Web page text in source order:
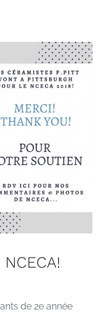
NCECA!
de 2e année